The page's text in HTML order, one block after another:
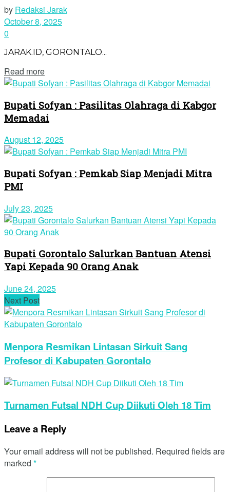
by Redaksi Jarak
October 8, 2025
0
JARAK.ID, GORONTALO...
Read more
Bupati Sofyan : Pasilitas Olahraga di Kabgor
Memadai
August 12, 2025
Bupati Sofyan : Pemkab Siap Menjadi Mitra
PMI
July 23, 2025
Bupati Gorontalo Salurkan Bantuan Atensi
Yapi Kepada 90 Orang Anak
June 24, 2025
Next Post
Menpora Resmikan Lintasan Sirkuit Sang
Profesor di Kabupaten Gorontalo
Turnamen Futsal NDH Cup Diikuti Oleh 18 Tim
Leave a Reply
Your email address will not be published. Required fields are
marked *